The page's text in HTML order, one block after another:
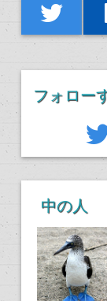
twitter
フォロー
中の人